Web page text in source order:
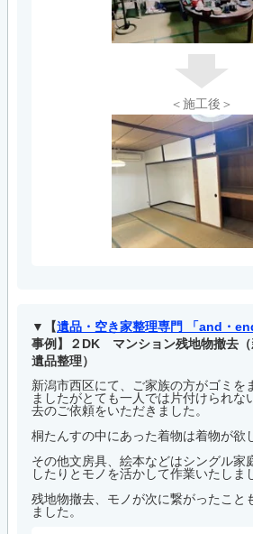
＜施工後＞
【遺品・空き家整理専門 「and・
事例】２DK マンション残地物撤去（
遺品整理）
新潟市西区にて、ご家族の方がゴミを
ましたがとても一人では片付けられな
去のご依頼をいただきました。
桐たんすの中にあった着物は着物が欲
その他文房具、絵本などはシングル家
したりとモノを活かして作業いたしま
残地物撤去、モノが次に繋がったこと
ました。